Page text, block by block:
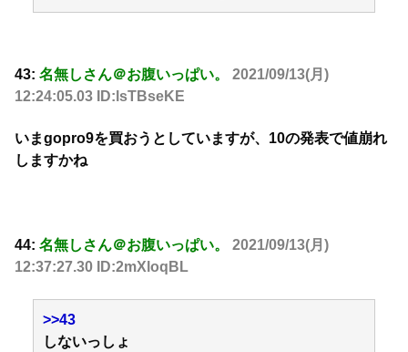
43: 名無しさん＠お腹いっぱい。
2021/09/13(月)
12:24:05.03 ID:lsTBseKE
いまgopro9を買おうとしていますが、10の発表で値崩れ
しますかね
44: 名無しさん＠お腹いっぱい。
2021/09/13(月)
12:37:27.30 ID:2mXloqBL
>>43
しないっしょ